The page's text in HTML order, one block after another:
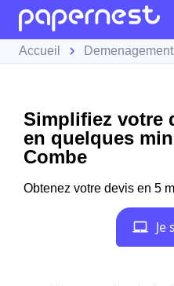
Accueil Demenagement